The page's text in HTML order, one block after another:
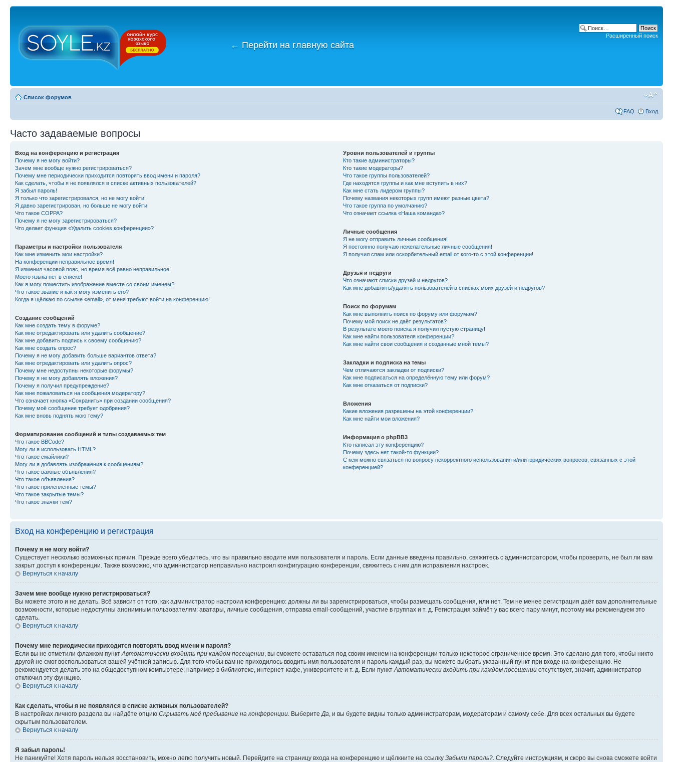
← Перейти на главную сайта
Расширенный поиск
Список форумов
FAQ Вход
Часто задаваемые вопросы
Вход на конференцию и регистрация
Почему я не могу войти?
Зачем мне вообще нужно регистрироваться?
Почему мне периодически приходится повторять ввод имени и пароля?
Как сделать, чтобы я не появлялся в списке активных пользователей?
Я забыл пароль!
Я только что зарегистрировался, но не могу войти!
Я давно зарегистрирован, но больше не могу войти!
Что такое COPPA?
Почему я не могу зарегистрироваться?
Что делает функция «Удалить cookies конференции»?
Параметры и настройки пользователя
Как мне изменить мои настройки?
На конференции неправильное время!
Я изменил часовой пояс, но время всё равно неправильное!
Моего языка нет в списке!
Как я могу поместить изображение вместе со своим именем?
Что такое звание и как я могу изменить его?
Когда я щёлкаю по ссылке «email», от меня требуют войти на конференцию!
Создание сообщений
Как мне создать тему в форуме?
Как мне отредактировать или удалить сообщение?
Как мне добавить подпись к своему сообщению?
Как мне создать опрос?
Почему я не могу добавить больше вариантов ответа?
Как мне отредактировать или удалить опрос?
Почему мне недоступны некоторые форумы?
Почему я не могу добавлять вложения?
Почему я получил предупреждение?
Как мне пожаловаться на сообщения модератору?
Что означает кнопка «Сохранить» при создании сообщения?
Почему моё сообщение требует одобрения?
Как мне вновь поднять мою тему?
Форматирование сообщений и типы создаваемых тем
Что такое BBCode?
Могу ли я использовать HTML?
Что такое смайлики?
Могу ли я добавлять изображения к сообщениям?
Что такое важные объявления?
Что такое объявления?
Что такое прилепленные темы?
Что такое закрытые темы?
Что такое значки тем?
Уровни пользователей и группы
Кто такие администраторы?
Кто такие модераторы?
Что такое группы пользователей?
Где находятся группы и как мне вступить в них?
Как мне стать лидером группы?
Почему названия некоторых групп имеют разные цвета?
Что такое группа по умолчанию?
Что означает ссылка «Наша команда»?
Личные сообщения
Я не могу отправить личные сообщения!
Я постоянно получаю нежелательные личные сообщения!
Я получил спам или оскорбительный email от кого-то с этой конференции!
Друзья и недруги
Что означают списки друзей и недругов?
Как мне добавлять/удалять пользователей в списках моих друзей и недругов?
Поиск по форумам
Как мне выполнить поиск по форуму или форумам?
Почему мой поиск не даёт результатов?
В результате моего поиска я получил пустую страницу!
Как мне найти пользователя конференции?
Как мне найти свои сообщения и созданные мной темы?
Закладки и подписка на темы
Чем отличаются закладки от подписки?
Как мне подписаться на определённую тему или форум?
Как мне отказаться от подписки?
Вложения
Какие вложения разрешены на этой конференции?
Как мне найти мои вложения?
Информация о phpBB3
Кто написал эту конференцию?
Почему здесь нет такой-то функции?
С кем можно связаться по вопросу некорректного использования и/или юридических вопросов, связанных с этой
конференцией?
Вход на конференцию и регистрация
Почему я не могу войти?
Существует несколько возможных причин. Прежде всего убедитесь, что вы правильно вводите имя пользователя и пароль. Если данные введены правильно, свяжитесь с администратором, чтобы проверить, не был ли вам
закрыт доступ к конференции. Также возможно, что администратор неправильно настроил конфигурацию конференции, свяжитесь с ним для исправления настроек.
Вернуться к началу
Зачем мне вообще нужно регистрироваться?
Вы можете этого и не делать. Всё зависит от того, как администратор настроил конференцию: должны ли вы зарегистрироваться, чтобы размещать сообщения, или нет. Тем не менее регистрация даёт вам дополнительные
возможности, которые недоступны анонимным пользователям: аватары, личные сообщения, отправка email-сообщений, участие в группах и т. д. Регистрация займёт у вас всего пару минут, поэтому мы рекомендуем это
сделать.
Вернуться к началу
Почему мне периодически приходится повторять ввод имени и пароля?
Если вы не отметили флажком пунктАвтоматически входить при каждом посещении, вы сможете оставаться под своим именем на конференции только некоторое ограниченное время. Это сделано для того, чтобы никто
другой не смог воспользоваться вашей учётной записью. Для того чтобы вам не приходилось вводить имя пользователя и пароль каждый раз, вы можете выбрать указанный пункт при входе на конференцию. Не
рекомендуется делать это на общедоступном компьютере, например в библиотеке, интернет-кафе, университете и т. д. Если пунктАвтоматически входить при каждом посещении отсутствует, значит, администратор
отключил эту функцию.
Вернуться к началу
Как сделать, чтобы я не появлялся в списке активных пользователей?
В настройках личного раздела вы найдёте опцию Скрывать моё пребывание на конференции. ВыберитеДа, и вы будете видны только администраторам, модераторам и самому себе. Для всех остальных вы будете
скрытым пользователем.
Вернуться к началу
Я забыл пароль!
Не паникуйте! Хотя пароль нельзя восстановить, можно легко получить новый. Перейдите на страницу входа на конференцию и щёлкните на ссылку Забыли пароль?. Следуйте инструкциям, и скоро вы снова сможете войти